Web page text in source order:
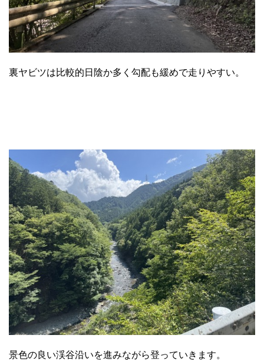
裏ヤビツは比較的日陰か多く勾配も緩めで走りやすい。
景色の良い渓谷沿いを進みながら登っていきます。